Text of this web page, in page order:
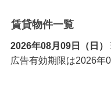
賃貸物件一覧
2026年08月09日（日）
広告有効期限は2026年